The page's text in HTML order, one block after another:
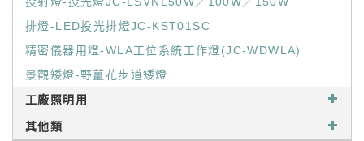
排燈-LED投光排燈JC-KST01SC
精密儀器用燈-WLA工位系統工作燈(JC-WDWLA)
景觀矮燈-野薑花步道矮燈
工廠照明用
其他類